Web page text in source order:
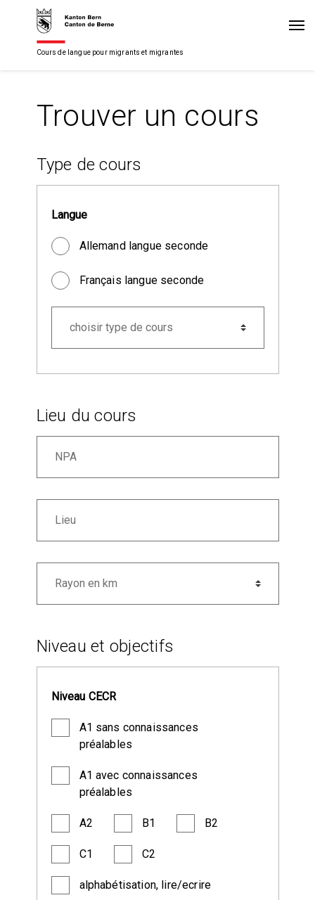
Cours de langue pour migrants et migrantes
Trouver un cours
Type de cours
Langue
Allemand langue seconde
Français langue seconde
Lieu du cours
Niveau et objectifs
Niveau CECR
A1 sans connaissances
préalables
A1 avec connaissances
préalables
A2 B1 B2
C1 C2
alphabétisation, lire/ecrire